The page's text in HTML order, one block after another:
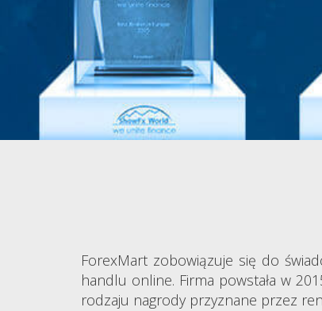
ForexMart zobowiązuje się do
handlu online. Firma powstała w
rodzaju nagrody przyznane przez